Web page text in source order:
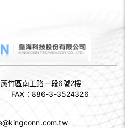
竹區南工路一段6號2樓
FAX： 886-3-3524326